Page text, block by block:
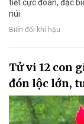
tiết cực đoan, đặc
núi.
Biến đổi khí hậu
Tử vi 12 con
đón lộc lớn,